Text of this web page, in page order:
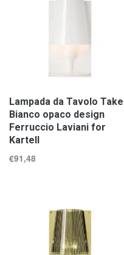
Lampada da Tavolo Take
Bianco opaco design
Ferruccio Laviani for
Kartell
€91,48